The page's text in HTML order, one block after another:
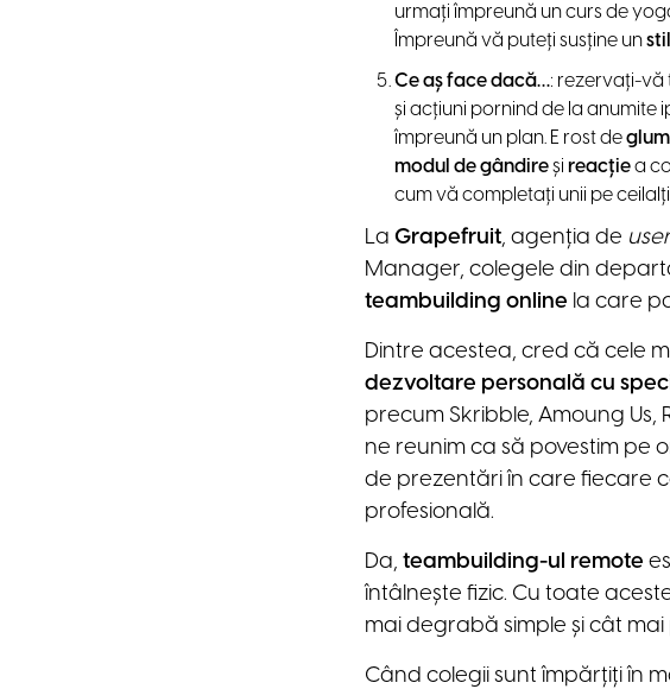
urmați împreună un curs de
Împreună vă puteți susține un
Ce aș face dacă…: rezervați-vă
și acțiuni pornind de la anumite
împreună un plan. E rost de
modul de gândireși reacțiea
cum vă completați unii pe
La Grapefruit, agenția de
Manager, colegele din
teambuilding online la care
Dintre acestea, cred că cele
dezvoltare personală cu
precum Skribble, Amoung Us,
ne reunim ca să povestim pe
de prezentări în care fiecare
profesională.
Da, teambuilding-ul remote
întâlnește fizic. Cu toate
mai degrabă simple și cât
Când colegii sunt împărțiți în